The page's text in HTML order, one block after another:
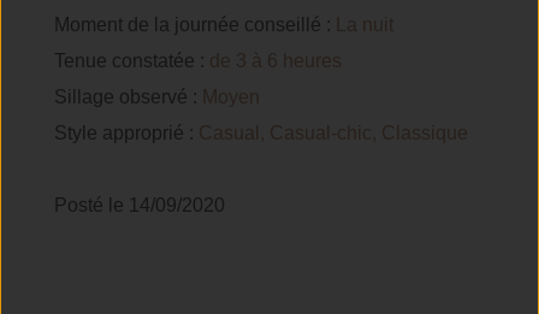
Moment de la journée conseillé :
La nuit
Tenue constatée : de 3 à 6 heures
Sillage observé : Moyen
Style approprié : Casual, Casual-chic, Classique
Posté le 14/09/2020